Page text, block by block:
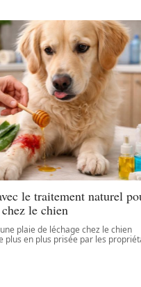
le traitement naturel
le chien
plaie de léchage chez le chien
plus en plus prisée par les